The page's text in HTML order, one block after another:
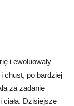
i ewoluowały
chust, po bardziej
za zadanie
Dzisiejsze